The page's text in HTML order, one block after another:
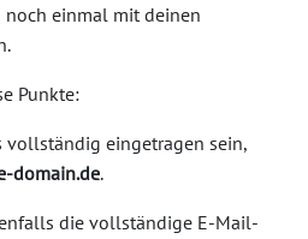
einmal mit deinen
Punkte:
vollständig eingetragen sein,
domain.de.
die vollständige E-Mail-